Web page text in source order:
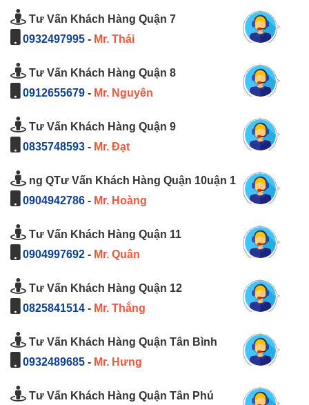
Tư Vấn Khách Hàng Quận 7
0932497995 - Mr. Thái
Tư Vấn Khách Hàng Quận 8
0912655679 - Mr. Nguyên
Tư Vấn Khách Hàng Quận 9
0835748593 - Mr. Đạt
ng QTư Vấn Khách Hàng Quận 10uận 1
0904942786 - Mr. Hoàng
Tư Vấn Khách Hàng Quận 11
0904997692 - Mr. Quân
Tư Vấn Khách Hàng Quận 12
0825841514 - Mr. Thắng
Tư Vấn Khách Hàng Quận Tân Bình
0932489685 - Mr. Hưng
Tư Vấn Khách Hàng Quận Tân Phú